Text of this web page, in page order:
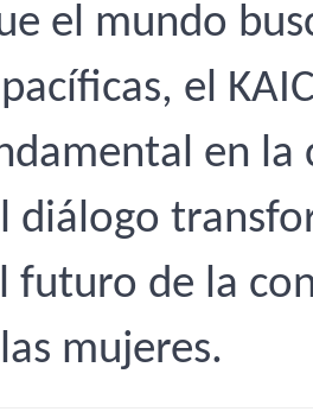
el mundo
el
en la
diálogo
futuro de la
mujeres.